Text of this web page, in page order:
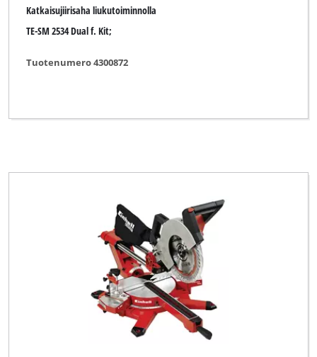
Katkaisujiirisaha liukutoiminnolla
TE-SM 2534 Dual f. Kit;
Tuotenumero 4300872